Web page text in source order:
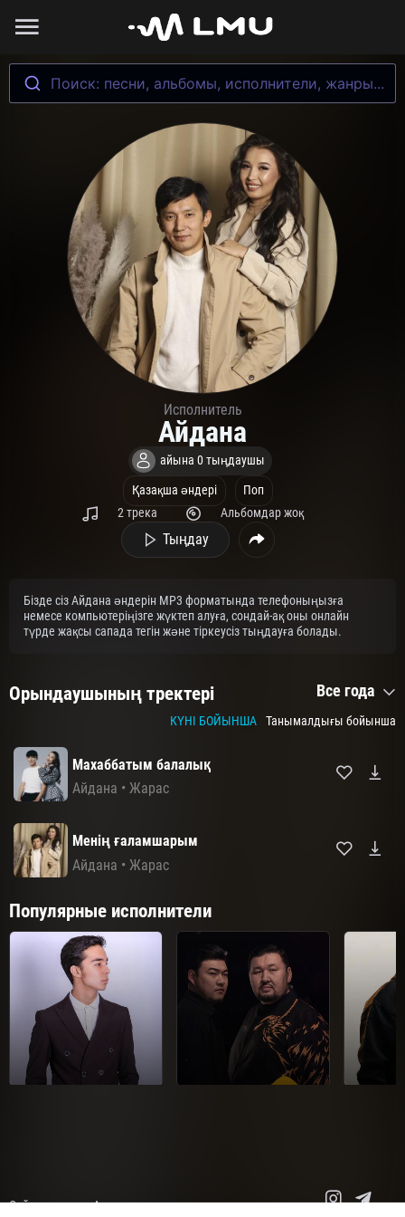
Поиск: песни, альбомы, исполнители, жанры...
Исполнитель
Айдана
айына 0 тыңдаушы
Қазақша әндері
Поп
2 трека
Альбомдар жоқ
Тыңдау
Бізде сіз Айдана әндерін MP3 форматында телефоныңызға
немесе компьютеріңізге жүктеп алуға, сондай-ақ оны онлайн
түрде жақсы сапада тегін және тіркеусіз тыңдауға болады.
Орындаушының тректері Все года
КҮНІ БОЙЫНША Танымалдығы бойынша
Махаббатым балалық
Айдана • Жарас
Менің ғаламшарым
Айдана • Жарас
Популярные исполнители
Сайт картасы Авторлық құқықтар